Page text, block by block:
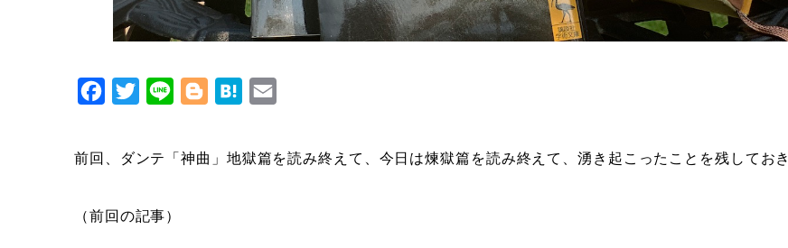
Facebook
TwitterLine BloggerHatena
前回、ダンテ「神曲」地獄篇を読み終えて、今日は煉獄篇を読み終えて、湧き起こったことを残しておき
（前回の記事）